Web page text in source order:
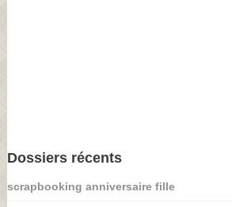
Dossiers récents
scrapbooking anniversaire fille